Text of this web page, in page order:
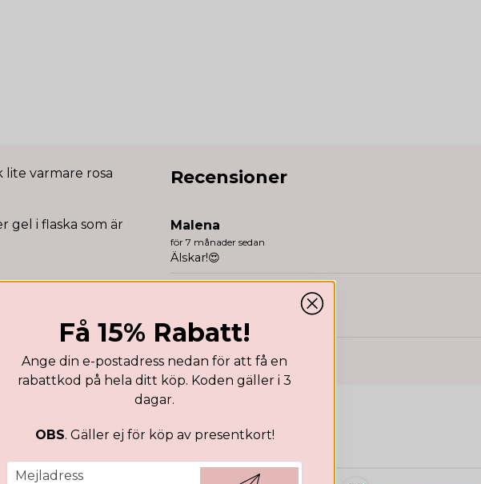
lite varmare rosa
gel i flaska som är
Recensioner
Malena
för 7 månader sedan
Älskar!😍
Älskar produkten
Få 15% Rabatt!
Ange din e-postadress nedan för att få en
rabattkod på hela ditt köp. Koden gäller i 3
dagar.
OBS. Gäller ej för köp av presentkort!
email
Mejladress